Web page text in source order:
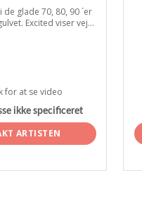
de glade 70, 80, 90 ´er
Excited viser vej...
for at se video
ikke specificeret
ARTISTEN